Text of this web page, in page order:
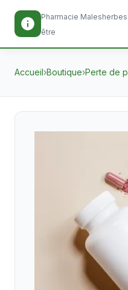
Pharmacie Malesherbes
être
Accueil›Boutique›Perte de